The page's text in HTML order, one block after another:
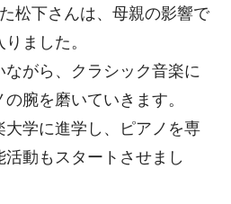
松下さんは、母親の影響で
ました。
がら、クラシック音楽に
腕を磨いていきます。
大学に進学し、ピアノを専
動もスタートさせまし